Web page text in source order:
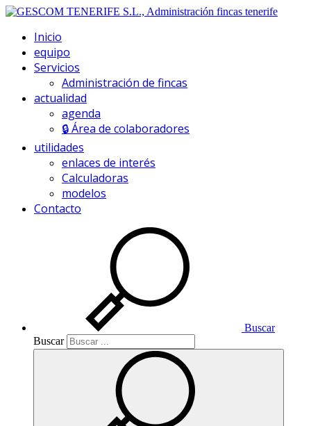
Inicio
equipo
Servicios
Administración de fincas
actualidad
agenda
🔒 Área de colaboradores
utilidades
enlaces de interés
Calculadoras
modelos
Contacto
Buscar
Buscar